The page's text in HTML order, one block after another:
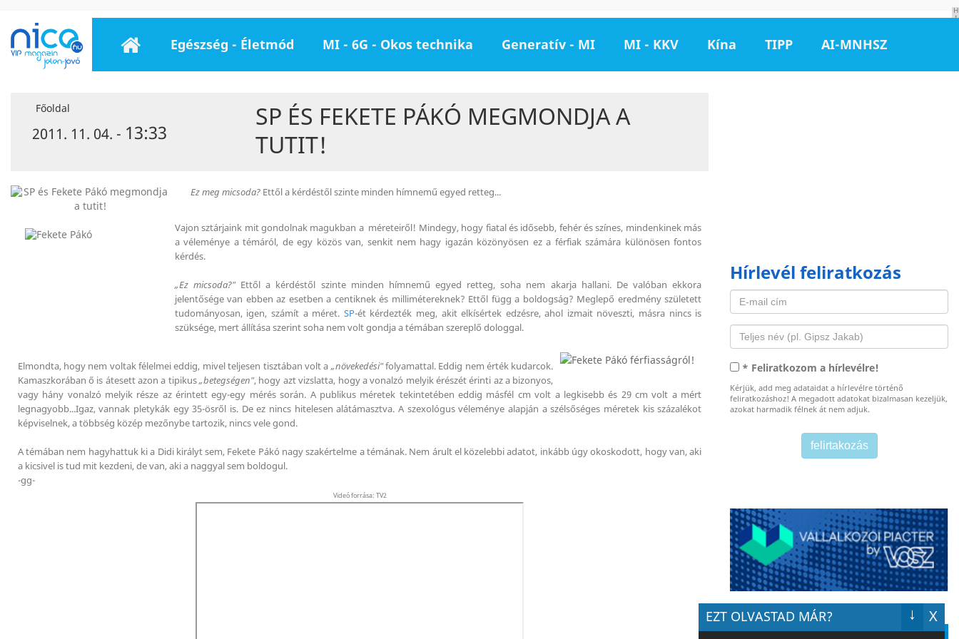
H
I
Egészség - Életmód MI - 6G - Okos technika Generatív - MI MI - KKV Kína TIPP AI-MNHSZ
Főoldal
2011. 11. 04. - 13:33
SP ÉS FEKETE PÁKÓ MEGMONDJA A
TUTIT!
Ez meg micsoda? Ettől a kérdéstől szinte minden hímnemű egyed retteg...
Vajon sztárjaink mit gondolnak magukban a méreteiről! Mindegy, hogy fiatal és idősebb, fehér és színes, mindenkinek más
a véleménye a témáról, de egy közös van, senkit nem hagy igazán közönyösen ez a férfiak számára különösen fontos
kérdés.
„Ez micsoda?"Ettől a kérdéstől szinte minden hímnemű egyed retteg, soha nem akarja hallani. De valóban ekkora
jelentősége van ebben az esetben a centiknek és millimétereknek? Ettől függ a boldogság? Meglepő eredmény született
tudományosan, igen, számít a méret. SP-ét kérdezték meg, akit elkísértek edzésre, ahol izmait növeszti, másra nincs is
szüksége, mert állítása szerintsoha nem volt gondja a témában szereplő dologgal.
Elmondta, hogy nem voltak félelmei eddig, mivel teljesen tisztában volt a „növekedési"folyamattal. Eddig nem érték kudarcok.
Kamaszkorában ő is átesett azon a tipikus„betegségen", hogy azt vizslatta, hogy a vonalzó melyik érészét érinti az a bizonyos,
vagy hány vonalzó melyik része az érintett egy-egy mérés során. A publikus méretek tekintetében eddig másfél cm volt a legkisebb és 29 cm volt a mért
legnagyobb...Igaz, vannak pletykák egy 35-ösről is. De ez nincs hitelesen alátámasztva. A szexológus véleménye alapján a szélsőséges méretek kis százalékot
képviselnek, a többség közép mezőnybe tartozik, nincs vele gond.
A témában nem hagyhattuk ki a Didi királyt sem, Fekete Pákó nagy szakértelme a témának. Nem árult el közelebbi adatot, inkább úgy okoskodott, hogy van, aki
a kicsivel is tud mit kezdeni, de van, aki a naggyal sem boldogul.
-gg-
Videó forrása: TV2
Hírlevél feliratkozás
* Feliratkozom a hírlevélre!
Kérjük, add meg adataidat a hírlevélre történő
feliratkozáshoz! A megadott adatokat bizalmasan kezeljük,
azokat harmadik félnek át nem adjuk.
EZT OLVASTAD MÁR? X
↓